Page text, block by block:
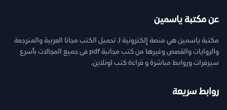
عن مكتبة ياسمين
مكتبة ياسمين هي منصة إلكترونية لـ تحميل الكتب مجانا العربية والمترجمة
والروايات والقصص وغيرها من كتب مجانية pdf فى جميع المجالات بأسرع
سيرفرات وروابط مباشرة و قراءة كتب اونلاين.
روابط سريعة